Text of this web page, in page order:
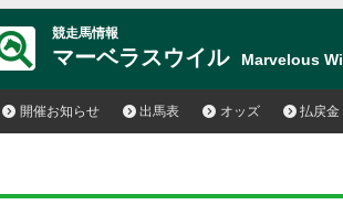
競走馬情報
マーベラスウイル Marvelous
開催お知らせ 出馬表 オッズ 払戻金